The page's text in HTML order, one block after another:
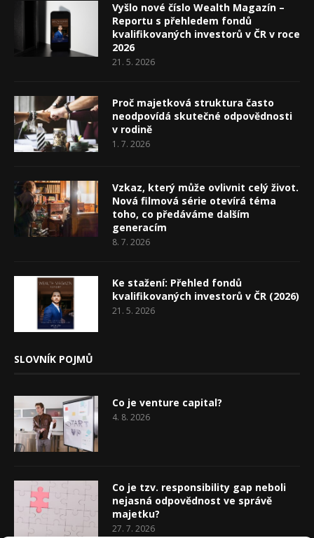
Vyšlo nové číslo Wealth Magazín –
Reportu s přehledem fondů
kvalifikovaných investorů v ČR v roce
2026
21. 5. 2026
Proč majetková struktura často
neodpovídá skutečné odpovědnosti
v rodině
1. 7. 2026
Vzkaz, který může ovlivnit celý život.
Nová filmová série otevírá téma
toho, co předáváme dalším
generacím
8. 7. 2026
Ke stažení: Přehled fondů
kvalifikovaných investorů v ČR (2026)
21. 5. 2026
SLOVNÍK POJMŮ
Co je venture capital?
4. 8. 2026
Co je tzv. responsibility gap neboli
nejasná odpovědnost ve správě
majetku?
27. 7. 2026